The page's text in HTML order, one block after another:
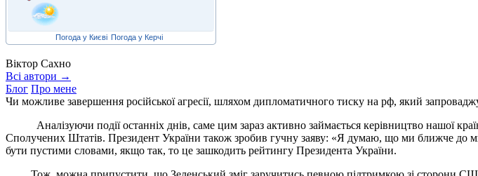
Погода у Києві Погода у Керчі
Віктор Сахно
Всі автори →
Блог Про мене
Чи можливе завершення російської агресії, шляхом дипломатичного тиску на рф, який
Аналізуючи події останніх днів, саме цим зараз активно займається керівництво нашої
Сполучених Штатів. Президент України також зробив гучну заяву: «Я думаю, що ми ближче до
бути пустими словами, якщо так, то це зашкодить рейтингу Президента України.